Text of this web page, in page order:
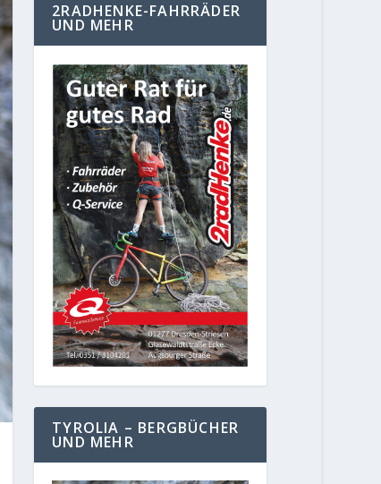
2RADHENKE-FAHRRÄDER
UND MEHR
TYROLIA – BERGBÜCHER
UND MEHR